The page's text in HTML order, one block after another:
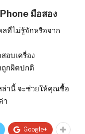
มือสอง
ที่ไม่รู้จักหรือจาก
อบเครื่อง
กผิดปกติ
ล่านี้ จะช่วยให้คุณซื้อ
า
Google+